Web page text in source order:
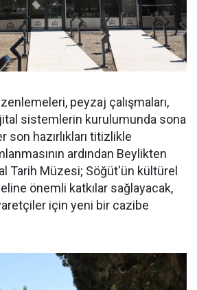
peyzaj çalışmaları,
sistemlerin kurulumunda sona
son hazırlıkları titizlikle
ardından Beylikten
Tarih Müzesi; Söğüt'ün kültürel
önemli katkılar sağlayacak,
için yeni bir cazibe